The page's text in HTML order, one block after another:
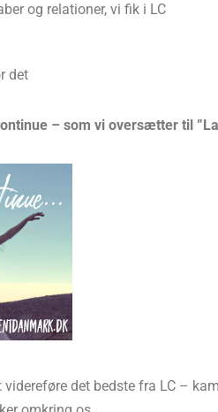
og relationer, vi fik i LC
det
– som vi oversætter til
det bedste fra LC –